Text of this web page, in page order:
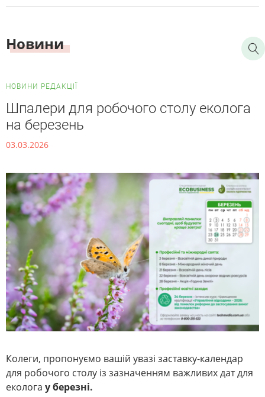
Новини
НОВИНИ РЕДАКЦІЇ
Шпалери для робочого столу еколога
на березень
03.03.2026
Колеги, пропонуємо вашій увазі заставку-календар
для робочого столу із зазначенням важливих дат для
еколога у березні.